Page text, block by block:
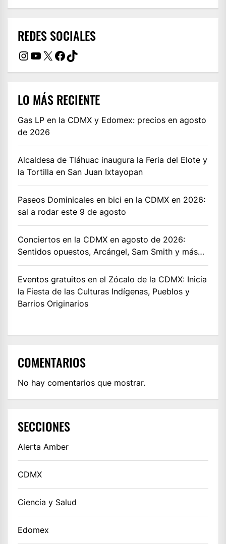
REDES SOCIALES
Instagram
YouTube
X Facebook
TikTok
LO MÁS RECIENTE
Gas LP en la CDMX y Edomex: precios en agosto
de 2026
Alcaldesa de Tláhuac inaugura la Feria del Elote y
la Tortilla en San Juan Ixtayopan
Paseos Dominicales en bici en la CDMX en 2026:
sal a rodar este 9 de agosto
Conciertos en la CDMX en agosto de 2026:
Sentidos opuestos, Arcángel, Sam Smith y más…
Eventos gratuitos en el Zócalo de la CDMX: Inicia
la Fiesta de las Culturas Indígenas, Pueblos y
Barrios Originarios
COMENTARIOS
No hay comentarios que mostrar.
SECCIONES
Alerta Amber
CDMX
Ciencia y Salud
Edomex